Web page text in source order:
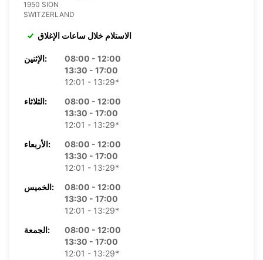
1950 SION
SWITZERLAND
الاستلام خلال ساعات الإغلاق
الإثنين:
08:00 - 12:00
13:30 - 17:00
12:01 - 13:29*
الثلاثاء:
08:00 - 12:00
13:30 - 17:00
12:01 - 13:29*
الأربعاء:
08:00 - 12:00
13:30 - 17:00
12:01 - 13:29*
الخميس:
08:00 - 12:00
13:30 - 17:00
12:01 - 13:29*
الجمعة:
08:00 - 12:00
13:30 - 17:00
12:01 - 13:29*